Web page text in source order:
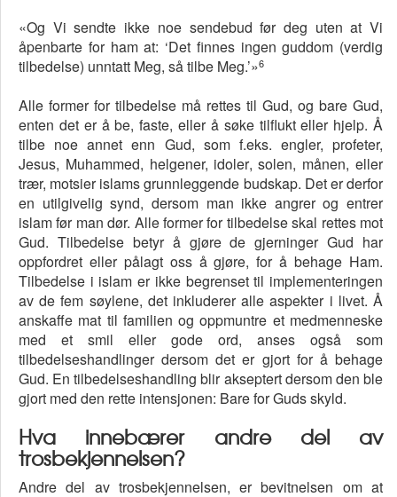
«Og Vi sendte ikke noe sendebud før deg uten at Vi
åpenbarte for ham at: ‘Det finnes ingen guddom (verdig
tilbedelse) unntatt Meg, så tilbe Meg.’»6
Alle former for tilbedelse må rettes til Gud, og bare Gud,
enten det er å be, faste, eller å søke tilflukt eller hjelp. Å
tilbe noe annet enn Gud, som f.eks. engler, profeter,
Jesus, Muhammed, helgener, idoler, solen, månen, eller
trær, motsier islams grunnleggende budskap. Det er derfor
en utilgivelig synd, dersom man ikke angrer og entrer
islam før man dør. Alle former for tilbedelse skal rettes mot
Gud. Tilbedelse betyr å gjøre de gjerninger Gud har
oppfordret eller pålagt oss å gjøre, for å behage Ham.
Tilbedelse i islam er ikke begrenset til implementeringen
av de fem søylene, det inkluderer alle aspekter i livet. Å
anskaffe mat til familien og oppmuntre et medmenneske
med et smil eller gode ord, anses også som
tilbedelseshandlinger dersom det er gjort for å behage
Gud. En tilbedelseshandling blir akseptert dersom den ble
gjort med den rette intensjonen: Bare for Guds skyld.
Hva innebærer andre del av
trosbekjennelsen?
Andre del av trosbekjennelsen, er bevitnelsen om at